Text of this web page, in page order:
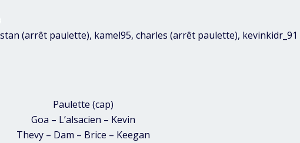
(arrêt paulette), kamel95, charles (arrêt paulette), kevinkidr_91
Paulette (cap)
Goa – L’alsacien – Kevin
Thevy – Dam – Brice – Keegan